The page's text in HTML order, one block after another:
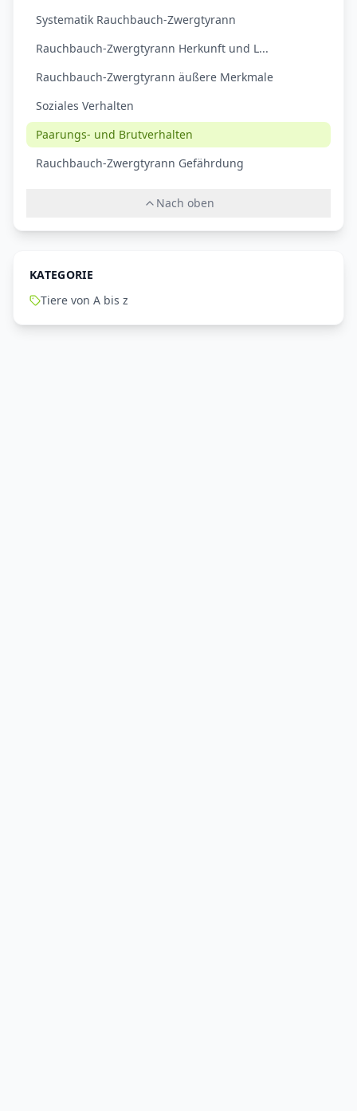
Systematik Rauchbauch-Zwergtyrann
Rauchbauch-Zwergtyrann Herkunft und L...
Rauchbauch-Zwergtyrann äußere Merkmale
Soziales Verhalten
Paarungs- und Brutverhalten
Rauchbauch-Zwergtyrann Gefährdung
Nach oben
KATEGORIE
Tiere von A bis z